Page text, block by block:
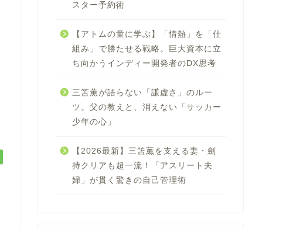
スター予約術
【アトムの童に学ぶ】「情熱」を「仕
組み」で勝たせる戦略。巨大資本に立
ち向かうインディー開発者のDX思考
三笘薫が語らない「謙虚さ」のルー
ツ。父の教えと、消えない「サッカー
少年の心」
【2026最新】三笘薫を支える妻・劍
持クリアも超一流！「アスリート夫
婦」が貫く驚きの自己管理術